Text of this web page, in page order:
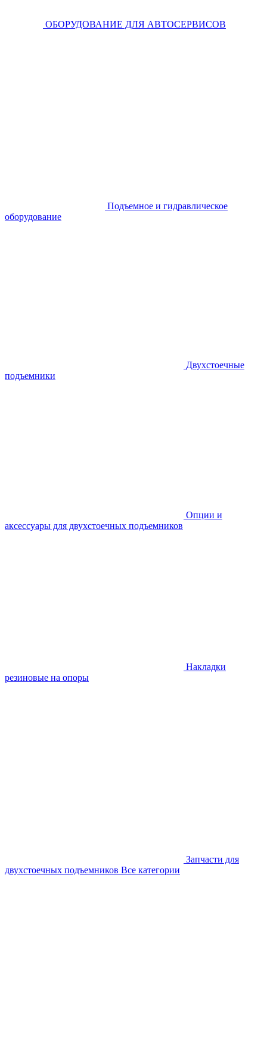
ОБОРУДОВАНИЕ ДЛЯ АВТОСЕРВИСОВ
Подъемное и гидравлическое
оборудование
Двухстоечные
подъемники
Опции и
аксессуары для двухстоечных подъемников
Накладки
резиновые на опоры
Запчасти для
двухстоечных подъемников Все категории